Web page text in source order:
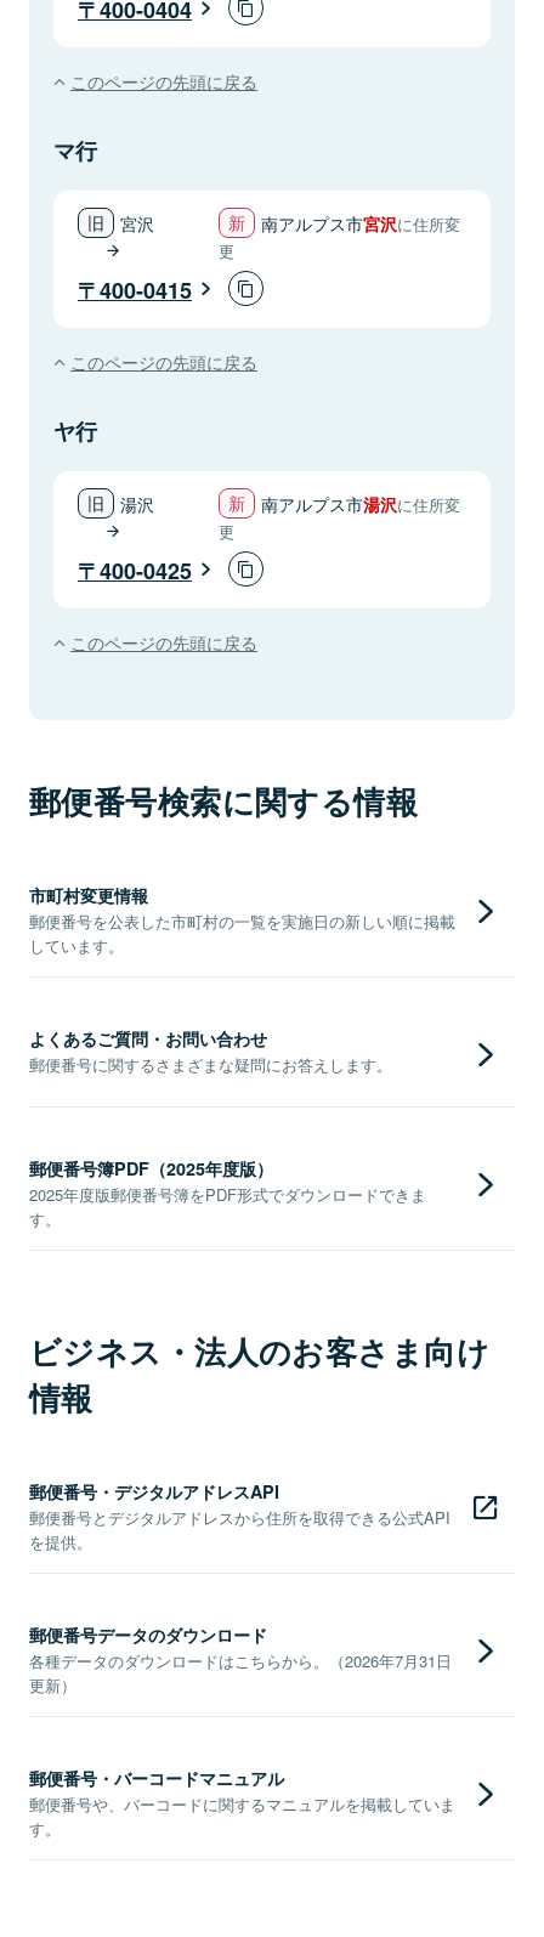
400-0404
このページの先頭に戻る
マ行
宮沢 南アルプス市宮沢に住所変
更
400-0415
このページの先頭に戻る
ヤ行
湯沢 南アルプス市湯沢に住所変
更
400-0425
このページの先頭に戻る
郵便番号検索に関する情報
市町村変更情報
郵便番号を公表した市町村の一覧を実施日の新しい順に掲載
しています。
よくあるご質問・お問い合わせ
郵便番号に関するさまざまな疑問にお答えします。
郵便番号簿PDF（2025年度版）
2025年度版郵便番号簿をPDF形式でダウンロードできま
す。
ビジネス・法人のお客さま向け
情報
郵便番号・デジタルアドレスAPI
郵便番号とデジタルアドレスから住所を取得できる公式API
を提供。
郵便番号データのダウンロード
各種データのダウンロードはこちらから。（2026年7月31日
更新）
郵便番号・バーコードマニュアル
郵便番号や、バーコードに関するマニュアルを掲載していま
す。